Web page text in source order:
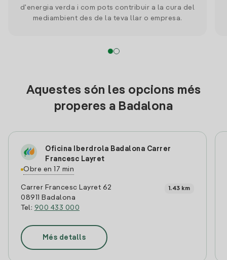
d'energia verda i com pots contribuir a la cura del
mediambient des de la teva llar o empresa.
Aquestes són les opcions més
properes a Badalona
Oficina Iberdrola Badalona Carrer
Francesc Layret
Obre en 17 min
Carrer Francesc Layret 62
08911 Badalona
Tel: 900 433 000
1.43 km
Més detalls